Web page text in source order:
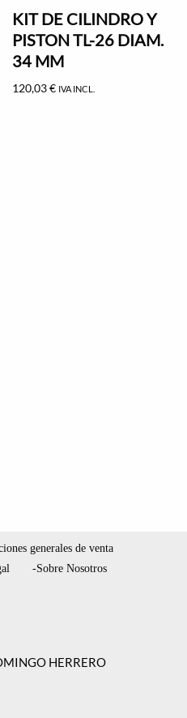
KIT DE CILINDRO Y
PISTON TL-26 DIAM.
34 MM
120,03€ IVA INCL.
generales de venta
-Sobre Nosotros
HERRERO